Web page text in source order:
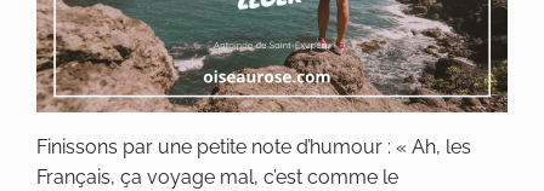
Finissons par une petite note d’humour : « Ah, les
Français, ça voyage mal, c’est comme le